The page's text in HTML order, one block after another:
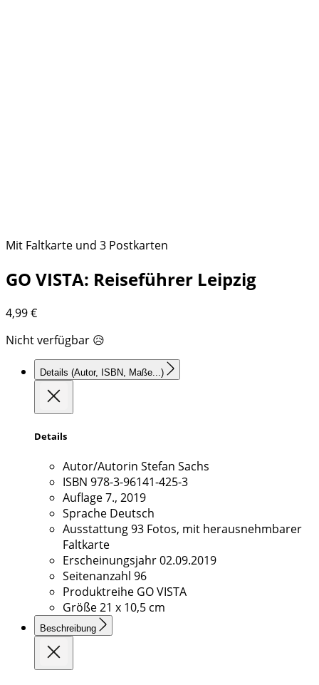
Mit Faltkarte und 3 Postkarten
GO VISTA: Reiseführer Leipzig
4,99€
Nicht verfügbar 😥
Details (Autor, ISBN, Maße...)
Details
Autor/Autorin Stefan Sachs
ISBN 978-3-96141-425-3
Auflage7., 2019
Sprache Deutsch
Ausstattung93 Fotos, mit herausnehmbarer
Faltkarte
Erscheinungsjahr02.09.2019
Seitenanzahl 96
Produktreihe GO VISTA
Größe21 x 10,5 cm
Beschreibung